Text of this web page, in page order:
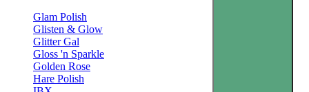
Glam Polish
Glisten & Glow
Glitter Gal
Gloss 'n Sparkle
Golden Rose
Hare Polish